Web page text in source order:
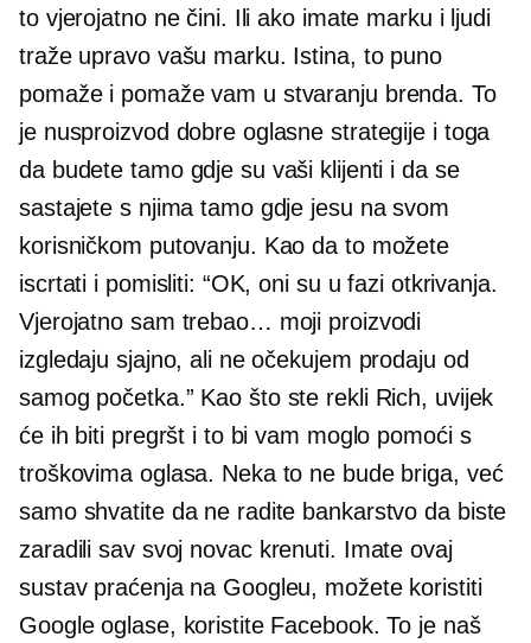
to vjerojatno ne čini. Ili ako imate marku i ljudi
traže upravo vašu marku. Istina, to puno
pomaže i pomaže vam u stvaranju brenda. To
je nusproizvod dobre oglasne strategije i toga
da budete tamo gdje su vaši klijenti i da se
sastajete s njima tamo gdje jesu na svom
korisničkom putovanju. Kao da to možete
iscrtati i pomisliti: “OK, oni su u fazi otkrivanja.
Vjerojatno sam trebao… moji proizvodi
izgledaju sjajno, ali ne očekujem prodaju od
samog početka.” Kao što ste rekli Rich, uvijek
će ih biti pregršt i to bi vam moglo pomoći s
troškovima oglasa. Neka to ne bude briga, već
samo shvatite da ne radite bankarstvo da biste
zaradili sav svoj novac krenuti. Imate ovaj
sustav praćenja na Googleu, možete koristiti
Google oglase, koristite Facebook. To je naš